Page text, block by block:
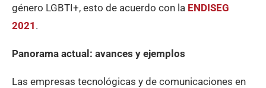
género LGBTI+, esto de acuerdo con la ENDISEG
2021 .
Panorama actual: avances y ejemplos
Las empresas tecnológicas y de comunicaciones en